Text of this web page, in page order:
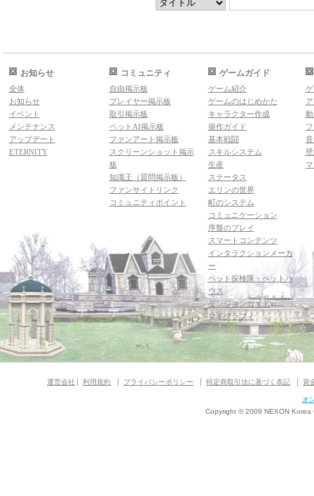
お知らせ
全体
お知らせ
イベント
メンテナンス
アップデート
ETERNITY
コミュニティ
自由掲示板
プレイヤー掲示板
取引掲示板
ペットAI掲示板
ファンアート掲示板
スクリーンショット掲示
板
知識王（質問掲示板）
ファンサイトリンク
コミュニティポイント
ゲームガイド
ゲーム紹介
ゲームのはじめかた
キャラクター作成
操作ガイド
基本戦闘
スキルシステム
生産
ステータス
エリンの世界
町のシステム
コミュニケーション
序盤のプレイ
スマートコンテンツ
インタラクションメーカ
ー
ペット探検隊・ペットハ
ウス
ダンジョンガイド
マギグラフィ
運営会社 利用規約 プライバシーポリシー 特定商取引法に基づく表記 資
オ
Copyright © 2009 NEXON Korea